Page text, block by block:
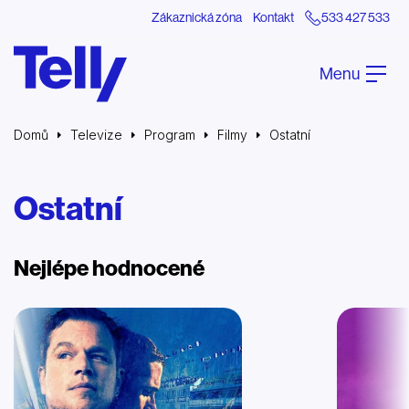
Zákaznická zóna Kontakt 533 427 533
Menu
Domů Televize Program Filmy Ostatní
Ostatní
Nejlépe hodnocené